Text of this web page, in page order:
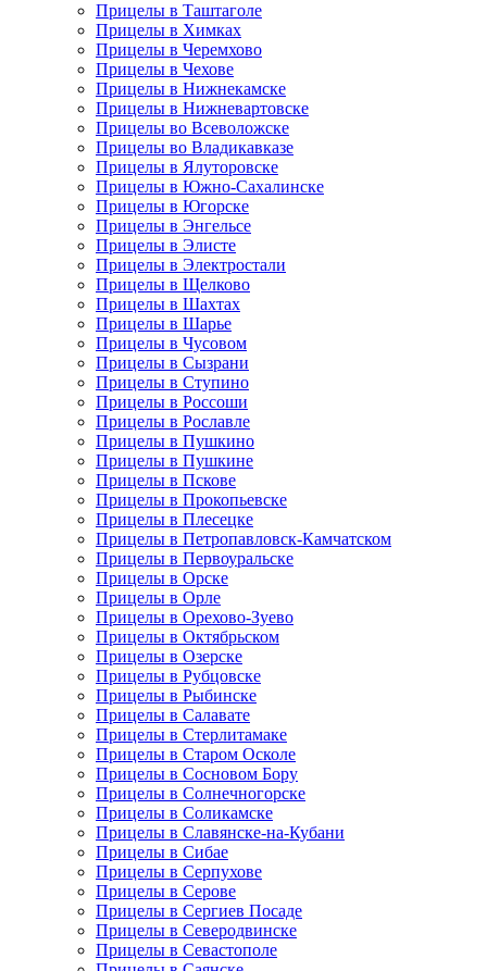
Прицелы в Таштаголе
Прицелы в Химках
Прицелы в Черемхово
Прицелы в Чехове
Прицелы в Нижнекамске
Прицелы в Нижневартовске
Прицелы во Всеволожске
Прицелы во Владикавказе
Прицелы в Ялуторовске
Прицелы в Южно-Сахалинске
Прицелы в Югорске
Прицелы в Энгельсе
Прицелы в Элисте
Прицелы в Электростали
Прицелы в Щелково
Прицелы в Шахтах
Прицелы в Шарье
Прицелы в Чусовом
Прицелы в Сызрани
Прицелы в Ступино
Прицелы в Россоши
Прицелы в Рославле
Прицелы в Пушкино
Прицелы в Пушкине
Прицелы в Пскове
Прицелы в Прокопьевске
Прицелы в Плесецке
Прицелы в Петропавловск-Камчатском
Прицелы в Первоуральске
Прицелы в Орске
Прицелы в Орле
Прицелы в Орехово-Зуево
Прицелы в Октябрьском
Прицелы в Озерске
Прицелы в Рубцовске
Прицелы в Рыбинске
Прицелы в Салавате
Прицелы в Стерлитамаке
Прицелы в Старом Осколе
Прицелы в Сосновом Бору
Прицелы в Солнечногорске
Прицелы в Соликамске
Прицелы в Славянске-на-Кубани
Прицелы в Сибае
Прицелы в Серпухове
Прицелы в Серове
Прицелы в Сергиев Посаде
Прицелы в Северодвинске
Прицелы в Севастополе